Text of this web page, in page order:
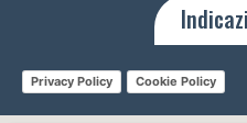
Privacy Policy Cookie Policy